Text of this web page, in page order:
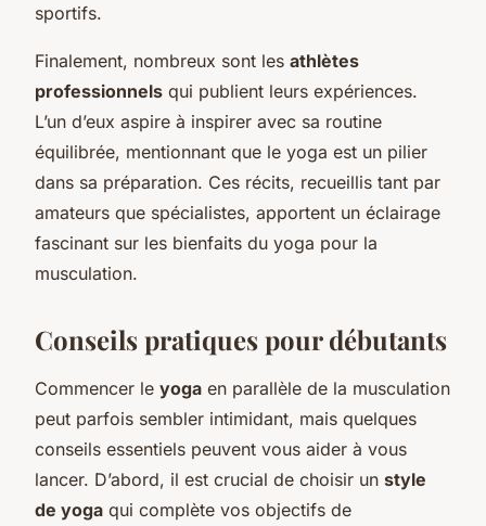
sportifs.
Finalement, nombreux sont les athlètes
professionnels qui publient leurs expériences.
L’un d’eux aspire à inspirer avec sa routine
équilibrée, mentionnant que le yoga est un pilier
dans sa préparation. Ces récits, recueillis tant par
amateurs que spécialistes, apportent un éclairage
fascinant sur les bienfaits du yoga pour la
musculation.
Conseils pratiques pour débutants
Commencer le yoga en parallèle de la musculation
peut parfois sembler intimidant, mais quelques
conseils essentiels peuvent vous aider à vous
lancer. D’abord, il est crucial de choisir un style
de yoga qui complète vos objectifs de